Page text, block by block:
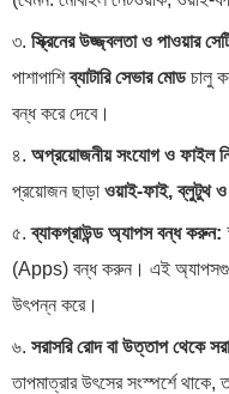
৩. স্ক্রিনের উজ্জ্বলতা ও পাওয়ার
পাশাপাশিব্যাটারি সেভার মোডচালু
বন্ধ করে দেবে।
৪. অপ্রয়োজনীয় সংযোগ ও ফাইল
প্রয়োজন ছাড়া ওয়াই-ফাই, ব্লুটুথ
৫.ব্যাকগ্রাউন্ড অ্যাপস বন্ধ করুন:
(Apps) বন্ধ করুন। এই
উৎপন্ন করে।
৬. সরাসরি রোদ বা উত্তাপ থেকে
তাপমাত্রার উৎসের সংস্পর্শে